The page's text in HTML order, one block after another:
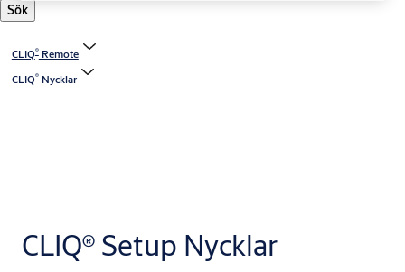
Sök
CLIQ®Remote
CLIQ®Nycklar
CLIQ® Setup Nycklar